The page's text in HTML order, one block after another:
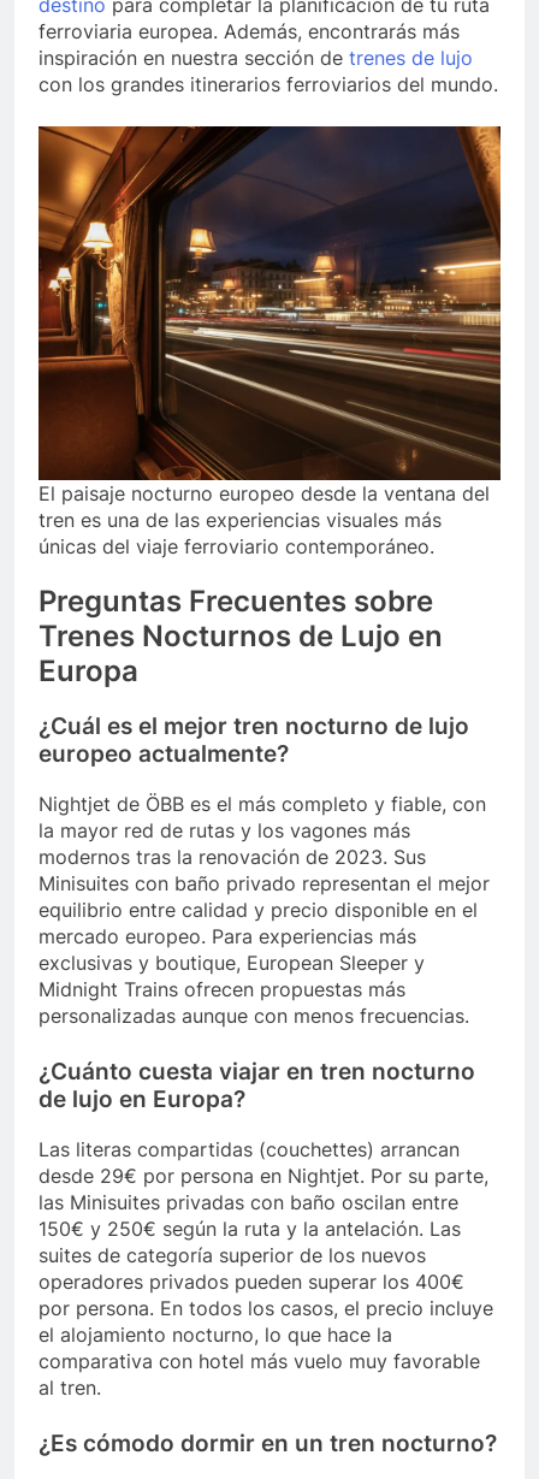
destino para completar la planificación de tu ruta
ferroviaria europea. Además, encontrarás más
inspiración en nuestra sección de trenes de lujo
con los grandes itinerarios ferroviarios del mundo.
El paisaje nocturno europeo desde la ventana del
tren es una de las experiencias visuales más
únicas del viaje ferroviario contemporáneo.
Preguntas Frecuentes sobre
Trenes Nocturnos de Lujo en
Europa
¿Cuál es el mejor tren nocturno de lujo
europeo actualmente?
Nightjet de ÖBB es el más completo y fiable, con
la mayor red de rutas y los vagones más
modernos tras la renovación de 2023. Sus
Minisuites con baño privado representan el mejor
equilibrio entre calidad y precio disponible en el
mercado europeo. Para experiencias más
exclusivas y boutique, European Sleeper y
Midnight Trains ofrecen propuestas más
personalizadas aunque con menos frecuencias.
¿Cuánto cuesta viajar en tren nocturno
de lujo en Europa?
Las literas compartidas (couchettes) arrancan
desde 29€ por persona en Nightjet. Por su parte,
las Minisuites privadas con baño oscilan entre
150€ y 250€ según la ruta y la antelación. Las
suites de categoría superior de los nuevos
operadores privados pueden superar los 400€
por persona. En todos los casos, el precio incluye
el alojamiento nocturno, lo que hace la
comparativa con hotel más vuelo muy favorable
al tren.
¿Es cómodo dormir en un tren nocturno?